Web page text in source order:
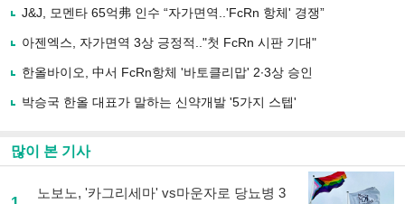
사
유
기
J&J, 모멘타 65억弗 인수 “자가면역..'FcRn 항체' 경쟁”
아젠엑스, 자가면역 3상 긍정적.."첫 FcRn 시판 기대"
한올바이오, 中서 FcRn항체 '바토클리맙' 2∙3상 승인
박승국 한올 대표가 말하는 신약개발 '5가지 스텝'
많이 본 기사
노보노, '카그리세마' vs마운자로 당뇨병 3